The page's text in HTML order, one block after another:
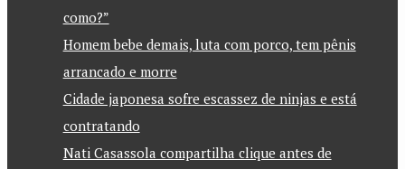
como?”
Homem bebe demais, luta com porco, tem pênis
arrancado e morre
Cidade japonesa sofre escassez de ninjas e está
contratando
Nati Casassola compartilha clique antes de